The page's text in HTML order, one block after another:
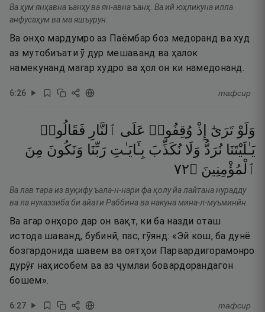
Ва ҳум янҳавна ъанҳу ва ян-авна ъанҳ. Ва ий юҳликуна илла
анфусаҳум ва ма яшъурун.
Ва онҳо мардумро аз Паёмбар боз медоранд ва худ
аз мутобиъати ӯ дур мешаванд ва ҳалок
намекунанд магар худро ва ҳол он ки намедонанд.
6:26 тафсир
وَلَوْ تَرَىٰٓ إِذْ وُقِفُوا۟ عَلَى ٱلنَّارِ فَقَالُوا۟
يَـٰلَيْتَنَا نُرَدُّ وَلَا نُكَذِّبَ بِـَٔايَـٰتِ رَبِّنَا وَنَكُونَ مِنَ
ٱلْمُؤْمِنِينَ ۝٢٧
Ва лав тара из вуқифу ъала-н-нари фа қолу йа лайтана нурадду
ва ла нуказзиба би айати Раббина ва накуна мина-л-муъминӣн.
Ва агар онҳоро дар он вақт, ки ба назди оташ
истода шаванд, бубинӣ, пас, гӯянд: «Эй кош, ба дунё
бозгардонида шавем ва оятҳои Парвардигорамонро
дурӯғ наҳисобем ва аз ҷумлаи бовардорандагон
бошем».
6:27 тафсир